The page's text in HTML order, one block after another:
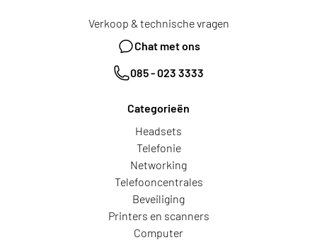
Verkoop & technische vragen
Chat met ons
085 - 023 3333
Categorieën
Headsets
Telefonie
Networking
Telefooncentrales
Beveiliging
Printers en scanners
Computer